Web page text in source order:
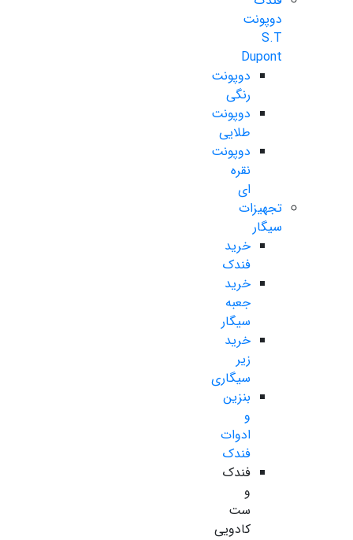
دوپونت
S.T
Dupont
دوپونت
رنگی
دوپونت
طلایی
دوپونت
نقره
ای
تجهیزات
سیگار
خرید
فندک
خرید
جعبه
سیگار
خرید
زیر
سیگاری
بنزین
و
ادوات
فندک
فندک
و
ست
کادویی